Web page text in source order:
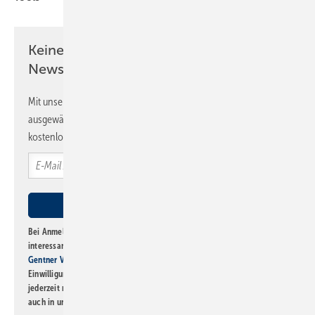
Keine Zeit? Kein Problem mit dem SBZ
Newsletter!
Mit unserem Newsletter erhalten Sie regelmäßig von uns
ausgewählte Informationen und Neuigkeiten, gebündelt und
kostenlos direkt ins Postfach.
Bei Anmeldung zu diesem Newsletter bin ich damit einverstanden, über
interessante Verlags- und Online-Angebote
Gentner Verlag GmbH & Co. KG
Einwilligung kann ich jederzeit widerrufen und eine Abmeldung ist
jederzeit möglich. Informationen zum Umgang mit Daten finden Sie
auch in unserer